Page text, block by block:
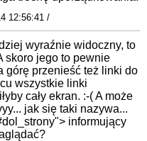
12:56:41 /
wyraźnie widoczny, to
skoro jego to pewnie
górę przenieść też linki do
wszystkie linki
cały ekran. :-( A może
jak się taki nazywa...
informujący